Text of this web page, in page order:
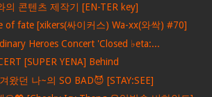
의 콘텐츠 제작기 [EN-TER key]
of fate [xikers(싸이커스) Wa-xx(와싹) #70]
Heroes Concert 'Closed ♭eta:...
[SUPER YENA] Behind
왔던 나~의 SO BAD😈 [STAY:SEE]